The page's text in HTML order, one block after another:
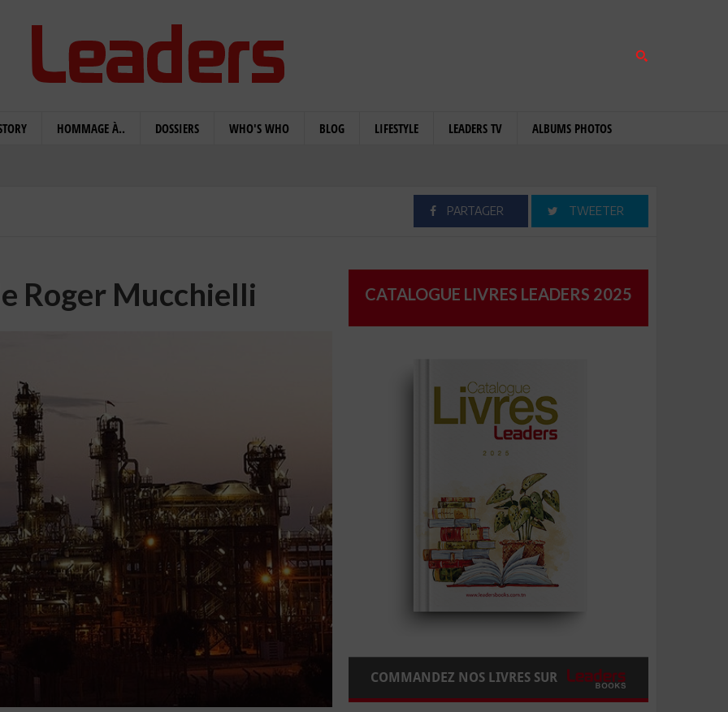
HOMMAGE À.. DOSSIERS WHO'S WHO BLOG LIFESTYLE LEADERS TV ALBUMS PHOTOS
PARTAGER TWEETER
Roger Mucchielli CATALOGUE LIVRES LEADERS 2025
COMMANDEZ NOS LIVRES SUR